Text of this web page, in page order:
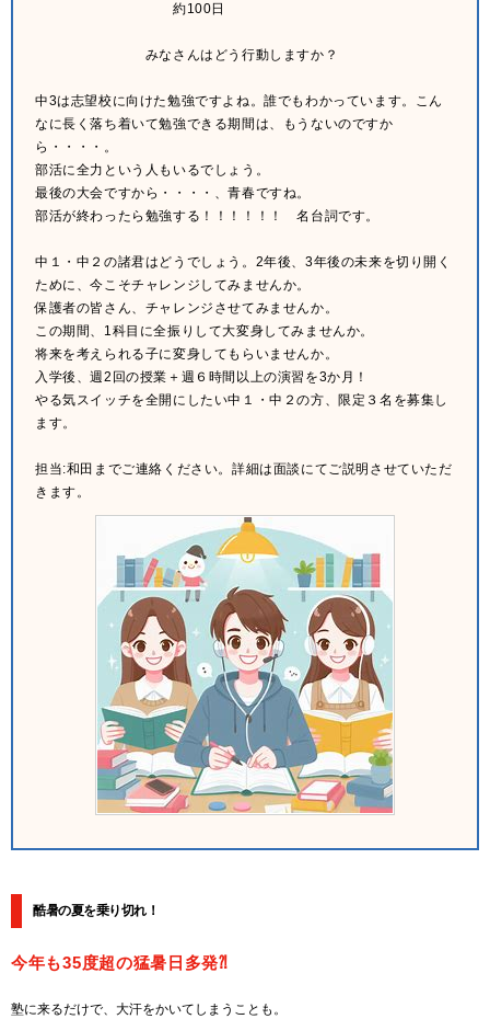
約100日
みなさんはどう行動しますか？
中3は志望校に向けた勉強ですよね。誰でもわかっています。こん
なに長く落ち着いて勉強できる期間は、もうないのですか
ら・・・・。
部活に全力という人もいるでしょう。
最後の大会ですから・・・・、青春ですね。
部活が終わったら勉強する！！！！！！ 名台詞です。
中１・中２の諸君はどうでしょう。2年後、3年後の未来を切り開く
ために、今こそチャレンジしてみませんか。
保護者の皆さん、チャレンジさせてみませんか。
この期間、1科目に全振りして大変身してみませんか。
将来を考えられる子に変身してもらいませんか。
入学後、週2回の授業＋週６時間以上の演習を3か月！
やる気スイッチを全開にしたい中１・中２の方、限定３名を募集し
ます。
担当:和田までご連絡ください。詳細は面談にてご説明させていただ
きます。
酷暑の夏を乗り切れ！
今年も35度超の猛暑日多発⁈
塾に来るだけで、大汗をかいてしまうことも。